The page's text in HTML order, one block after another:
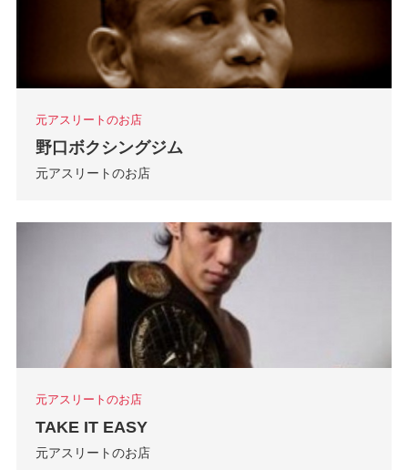
元アスリートのお店
野口ボクシングジム
元アスリートのお店
元アスリートのお店
TAKE IT EASY
元アスリートのお店